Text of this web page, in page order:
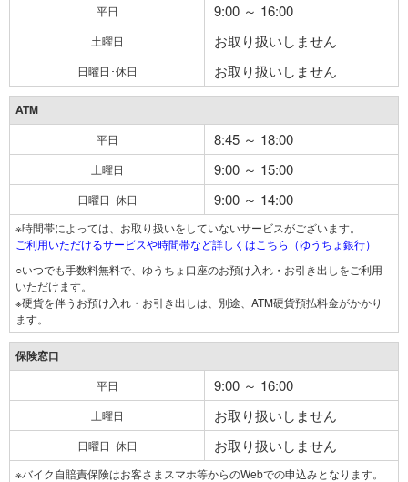
平日 9:00 ～ 16:00
土曜日 お取り扱いしません
日曜日･休日 お取り扱いしません
ATM
平日 8:45 ～ 18:00
土曜日 9:00 ～ 15:00
日曜日･休日 9:00 ～ 14:00
※時間帯によっては、お取り扱いをしていないサービスがございます。
ご利用いただけるサービスや時間帯など詳しくはこちら（ゆうちょ銀行）
○いつでも手数料無料で、ゆうちょ口座のお預け入れ・お引き出しをご利用
いただけます。
※硬貨を伴うお預け入れ・お引き出しは、別途、ATM硬貨預払料金がかかり
ます。
保険窓口
平日 9:00 ～ 16:00
土曜日 お取り扱いしません
日曜日･休日 お取り扱いしません
※バイク自賠責保険はお客さまスマホ等からのWebでの申込みとなります。